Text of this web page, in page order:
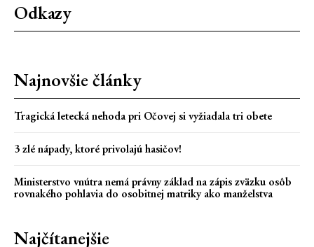
Odkazy
Najnovšie články
Tragická letecká nehoda pri Očovej si vyžiadala tri obete
3 zlé nápady, ktoré privolajú hasičov!
Ministerstvo vnútra nemá právny základ na zápis zväzku osôb
rovnakého pohlavia do osobitnej matriky ako manželstva
Najčítanejšie